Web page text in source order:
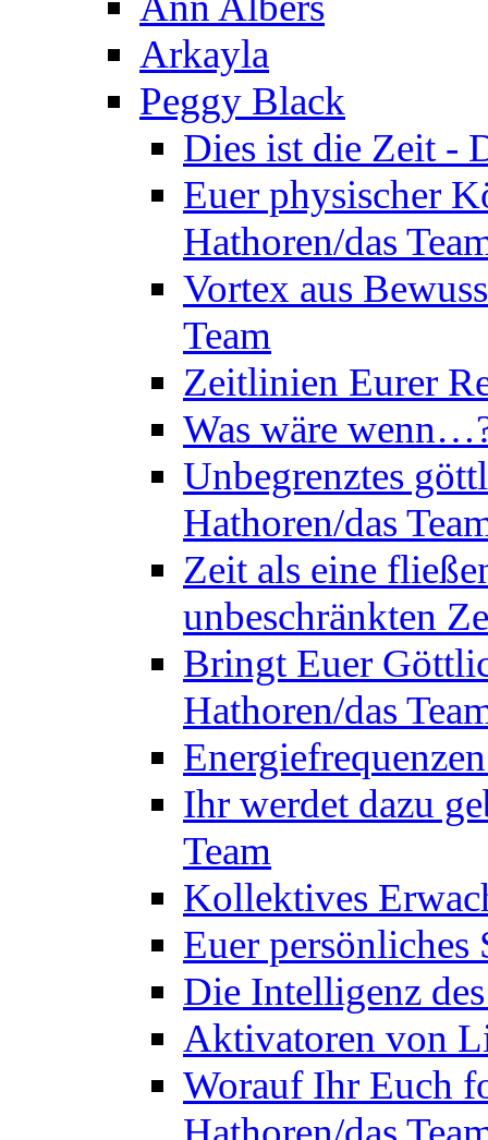
Arkayla
Peggy Black
Dies ist die Zeit -
Euer physischer
Hathoren/das
Vortex aus
Team
Zeitlinien Eurer
Was wäre
Unbegrenztes
Hathoren/das
Zeit als eine
unbeschränkten
Bringt Euer
Hathoren/das
Ihr werdet dazu
Team
Kollektives
Euer persönliches
Die Intelligenz
Aktivatoren von
Worauf Ihr Euch